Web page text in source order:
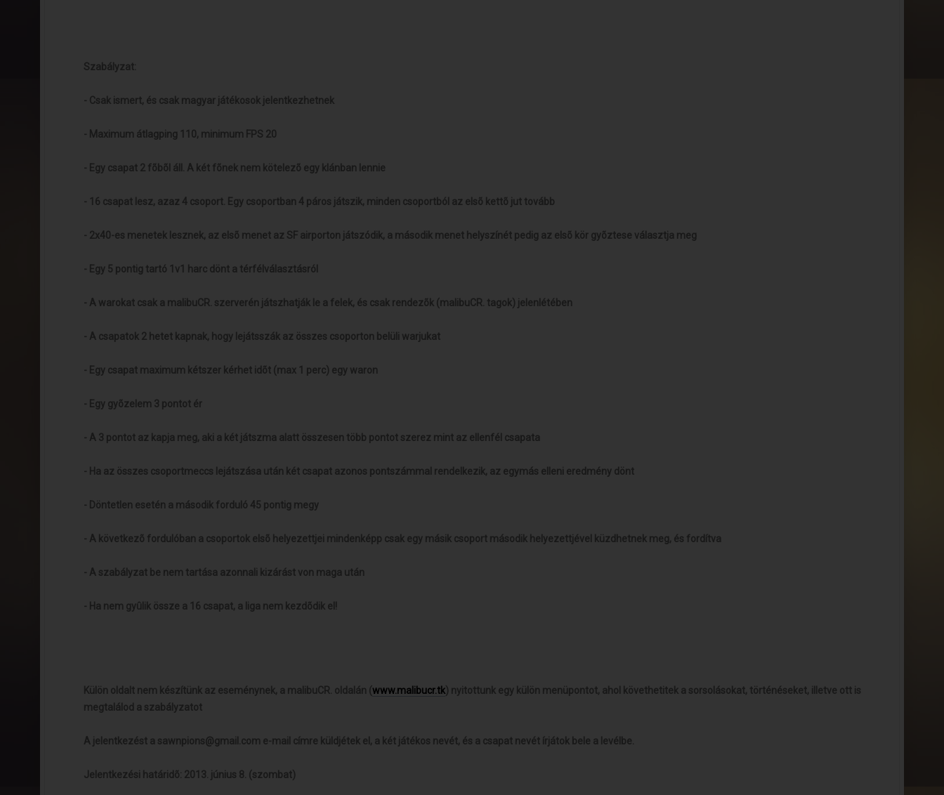
Szabályzat:
- Csak ismert, és csak magyar játékosok jelentkezhetnek
- Maximum átlagping 110, minimum FPS 20
- Egy csapat 2 fõbõl áll. A két fõnek nem kötelezõ egy klánban lennie
- 16 csapat lesz, azaz 4 csoport. Egy csoportban 4 páros játszik, minden csoportból az elsõ kettõ jut tovább
- 2x40-es menetek lesznek, az elsõ menet az SF airporton játszódik, a második menet helyszínét pedig az elsõ kör gyõztese választja meg
- Egy 5 pontig tartó 1v1 harc dönt a térfélválasztásról
- A warokat csak a malibuCR. szerverén játszhatják le a felek, és csak rendezõk (malibuCR. tagok) jelenlétében
- A csapatok 2 hetet kapnak, hogy lejátsszák az összes csoporton belüli warjukat
- Egy csapat maximum kétszer kérhet idõt (max 1 perc) egy waron
- Egy gyõzelem 3 pontot ér
- A 3 pontot az kapja meg, aki a két játszma alatt összesen több pontot szerez mint az ellenfél csapata
- Ha az összes csoportmeccs lejátszása után két csapat azonos pontszámmal rendelkezik, az egymás elleni eredmény dönt
- Döntetlen esetén a második forduló 45 pontig megy
- A következõ fordulóban a csoportok elsõ helyezettjei mindenképp csak egy másik csoport második helyezettjével küzdhetnek meg, és fordítva
- A szabályzat be nem tartása azonnali kizárást von maga után
- Ha nem gyûlik össze a 16 csapat, a liga nem kezdõdik el!
Külön oldalt nem készítünk az eseménynek, a malibuCR. oldalán (www.malibucr.tk) nyitottunk egy külön menüpontot, ahol követhetitek a sorsolásokat, történéseket, illetve ott is
megtalálod a szabályzatot
A jelentkezést a sawnpions@gmail.com e-mail címre küldjétek el, a két játékos nevét, és a csapat nevét írjátok bele a levélbe.
Jelentkezési határidõ: 2013. június 8. (szombat)